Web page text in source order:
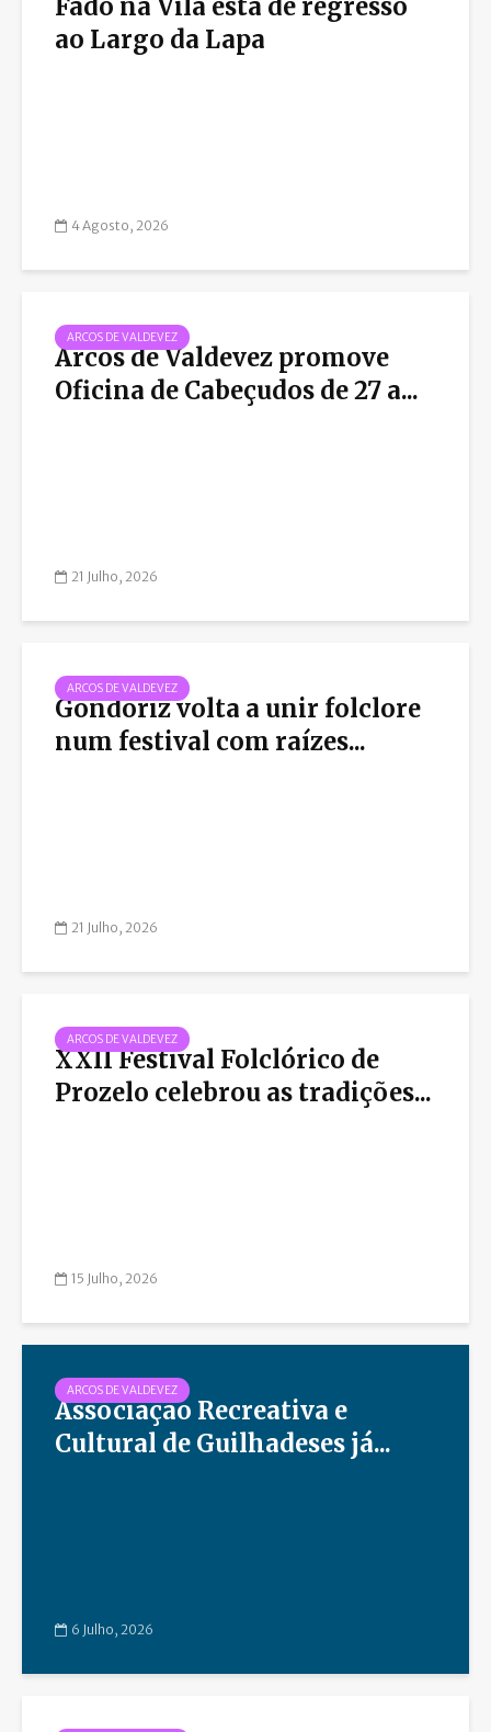
ao Largo da Lapa
4 Agosto, 2026
ARCOS DE VALDEVEZ
Arcos de Valdevez promove
Oficina de Cabeçudos de 27 a...
21 Julho, 2026
ARCOS DE VALDEVEZ
Gondoriz volta a unir folclore
num festival com raízes...
21 Julho, 2026
ARCOS DE VALDEVEZ
XXII Festival Folclórico de
Prozelo celebrou as tradições...
15 Julho, 2026
ARCOS DE VALDEVEZ
Associação Recreativa e
Cultural de Guilhadeses já...
6 Julho, 2026